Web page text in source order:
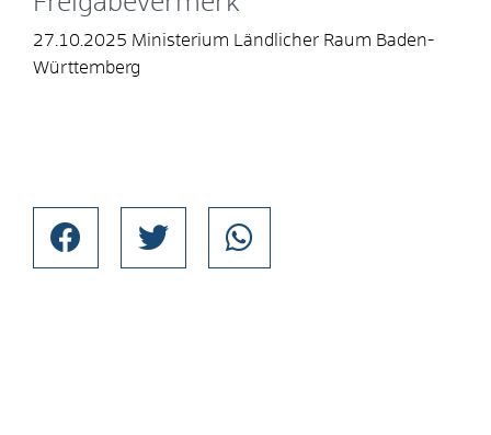
27.10.2025 Ministerium Ländlicher Raum Baden-
Württemberg